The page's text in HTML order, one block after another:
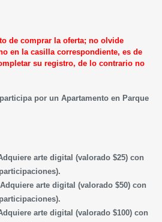
de comprar la oferta; no olvide
en la casilla correspondiente, es de
su registro, de lo contrario no
por un Apartamento en Parque
arte digital (valorado $25) con
arte digital (valorado $50) con
arte digital (valorado $100) con